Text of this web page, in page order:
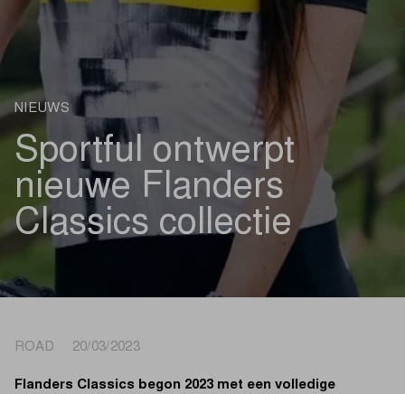
NIEUWS
Sportful ontwerpt
nieuwe Flanders
Classics collectie
ROAD 20/03/2023
Flanders Classics begon 2023 met een volledige